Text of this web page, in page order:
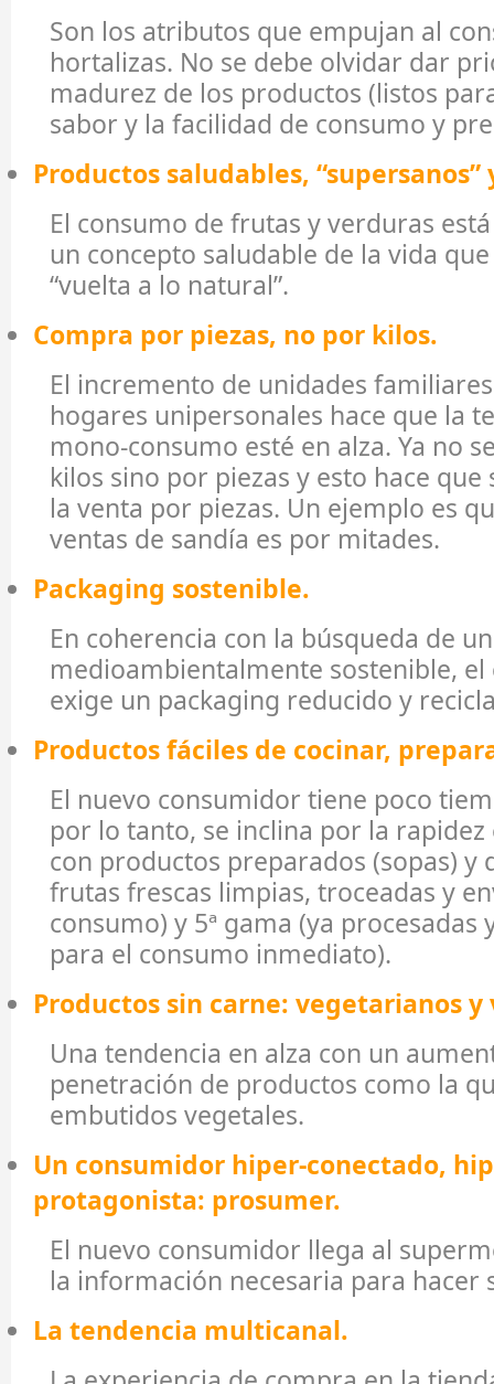
Son los atributos que empujan al
hortalizas. No se debe olvidar dar
madurez de los productos (listos
sabor y la facilidad de consumo y
Productos saludables,
El consumo de frutas y verduras
un concepto saludable de la vida
“vuelta a lo natural”.
Compra por piezas, no por kilos.
El incremento de unidades
hogares unipersonales hace que la
mono-consumo esté en alza. Ya no
kilos sino por piezas y esto hace
la venta por piezas. Un ejemplo es
ventas de sandía es por mitades.
Packaging sostenible.
En coherencia con la búsqueda de
medioambientalmente sostenible,
exige un packaging reducido y
Productos fáciles de cocinar,
El nuevo consumidor tiene poco
por lo tanto, se inclina por la
con productos preparados (sopas) y
frutas frescas limpias, troceadas y
consumo) y 5ª gama (ya procesadas
para el consumo inmediato).
Productos sin carne: vegetarianos y
Una tendencia en alza con un
penetración de productos como la
embutidos vegetales.
Un consumidor hiper-conectado,
protagonista: prosumer.
El nuevo consumidor llega al
la información necesaria para hacer
La tendencia multicanal.